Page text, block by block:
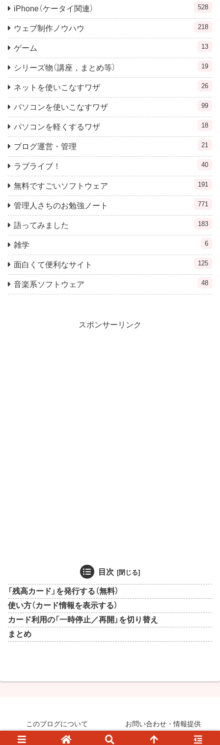
iPhone（ケータイ関連） 528
ウェブ制作ノウハウ 218
ゲーム 13
シリーズ物（講座，まとめ等） 19
ネットを使いこなすワザ 26
パソコンを使いこなすワザ 99
パソコンを軽くするワザ 18
ブログ運営・管理 21
ラブライブ！ 40
無料ですごいソフトウェア 191
管理人さちのお勉強ノート 771
語ってみました 183
雑学 6
面白くて便利なサイト 125
音楽系ソフトウェア 48
スポンサーリンク
目次
「残高カード」を発行する（無料）
使い方（カード情報を表示する）
カード利用の「一時停止／再開」を切り替え
まとめ
このブログについて お問い合わせ・情報提供
© 2008-2026 知らなきゃ絶対損するPCマル秘ワザ.